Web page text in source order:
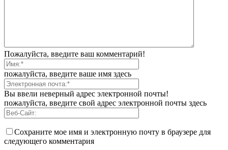
Пожалуйста, введите ваш комментарий!
пожалуйста, введите ваше имя здесь
Вы ввели неверный адрес электронной почты!
пожалуйста, введите свой адрес электронной почты здесь
Сохраните мое имя и электронную почту в браузере для
следующего комментария